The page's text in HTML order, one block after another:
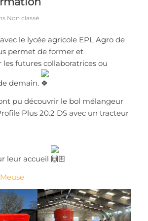
Non classé
le lycée agricole EPL Agro de
permet de former et
les futures collaboratrices ou
demain.
pu découvrir le bol mélangeur
Plus 20.2 DS avec un tracteur
leur accueil
!